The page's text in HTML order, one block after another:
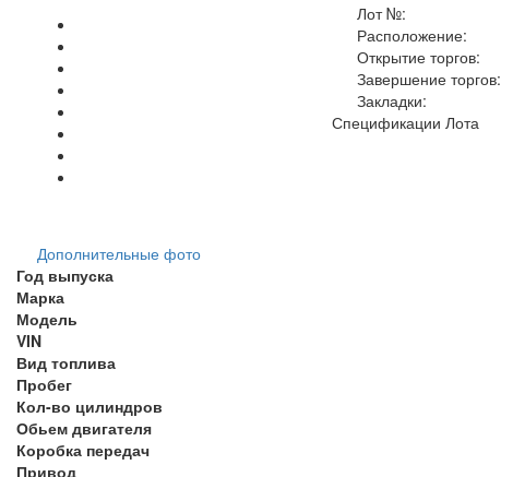
Дополнительные фото
Лот №:
Расположение:
Открытие торгов:
Завершение торгов:
Закладки:
Спецификации Лота
Год выпуска
Марка
Модель
VIN
Вид топлива
Пробег
Кол-во цилиндров
Обьем двигателя
Коробка передач
Привод